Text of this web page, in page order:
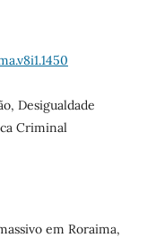
Desigualdade
Criminal
em Roraima,